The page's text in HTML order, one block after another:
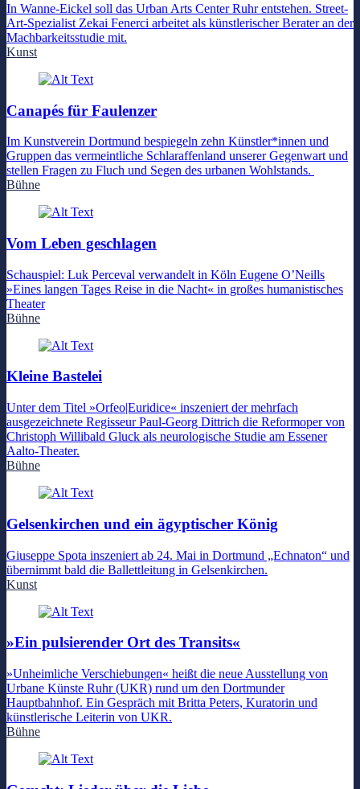
In Wanne-Eickel soll das Urban Arts Center Ruhr entstehen. Street-
Art-Spezialist Zekai Fenerci arbeitet als künstlerischer Berater an der
Machbarkeitsstudie mit.
Kunst
Canapés für Faulenzer
Im Kunstverein Dortmund bespiegeln zehn Künstler*innen und
Gruppen das vermeintliche Schlaraffenland unserer Gegenwart und
stellen Fragen zu Fluch und Segen des urbanen Wohlstands.
Bühne
Vom Leben geschlagen
Schauspiel: Luk Perceval verwandelt in Köln Eugene O’Neills
»Eines langen Tages Reise in die Nacht« in großes humanistisches
Theater
Bühne
Kleine Bastelei
Unter dem Titel »Orfeo|Euridice« inszeniert der mehrfach
ausgezeichnete Regisseur Paul-Georg Dittrich die Reformoper von
Christoph Willibald Gluck als neurologische Studie am Essener
Aalto-Theater.
Bühne
Gelsenkirchen und ein ägyptischer König
Giuseppe Spota inszeniert ab 24. Mai in Dortmund „Echnaton“ und
übernimmt bald die Ballettleitung in Gelsenkirchen.
Kunst
»Ein pulsierender Ort des Transits«
»Unheimliche Verschiebungen« heißt die neue Ausstellung von
Urbane Künste Ruhr (UKR) rund um den Dortmunder
Hauptbahnhof. Ein Gespräch mit Britta Peters, Kuratorin und
künstlerische Leiterin von UKR.
Bühne